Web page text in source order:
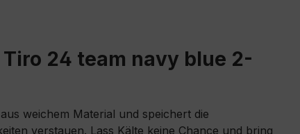
24 team navy blue 2-
weichem Material und speichert die
verstauen. Lass Kälte keine Chance und bring